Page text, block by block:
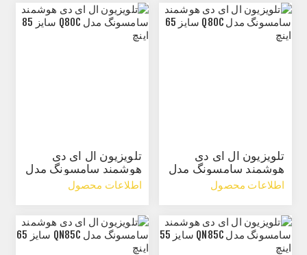
تلویزیون ال ای دی
هوشمند سامسونگ مدل
Q80C سایز 65 اینچ
اطلاعات محصول
تلویزیون ال ای دی
هوشمند سامسونگ مدل
Q80C سایز 85 اینچ
اطلاعات محصول